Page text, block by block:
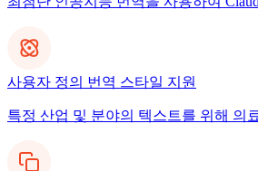
사용자 정의 번역 스타일 지원
특정 산업 및 분야의 텍스트를 위해 의